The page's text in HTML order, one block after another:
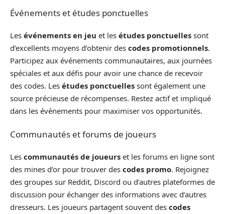
Événements et études ponctuelles
Les événements en jeu et les études ponctuelles sont
d’excellents moyens d’obtenir des codes promotionnels.
Participez aux événements communautaires, aux journées
spéciales et aux défis pour avoir une chance de recevoir
des codes. Les études ponctuelles sont également une
source précieuse de récompenses. Restez actif et impliqué
dans les événements pour maximiser vos opportunités.
Communautés et forums de joueurs
Les communautés de joueurs et les forums en ligne sont
des mines d’or pour trouver des codes promo. Rejoignez
des groupes sur Reddit, Discord ou d’autres plateformes de
discussion pour échanger des informations avec d’autres
dresseurs. Les joueurs partagent souvent des codes